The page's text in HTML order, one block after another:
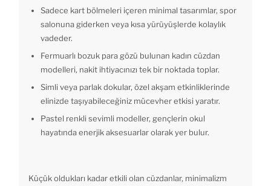
Sadece kart bölmeleri içeren minimal tasarımlar, spor
salonuna giderken veya kısa yürüyüşlerde kolaylık
vadeder.
Fermuarlı bozuk para gözü bulunan kadın cüzdan
modelleri, nakit ihtiyacınızı tek bir noktada toplar.
Simli veya parlak dokular, özel akşam etkinliklerinde
elinizde taşıyabileceğiniz mücevher etkisi yaratır.
Pastel renkli sevimli modeller, gençlerin okul
hayatında enerjik aksesuarlar olarak yer bulur.
Küçük oldukları kadar etkili olan cüzdanlar, minimalizm